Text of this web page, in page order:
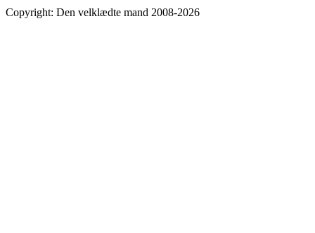
Copyright: Den velklædte mand 2008-2026